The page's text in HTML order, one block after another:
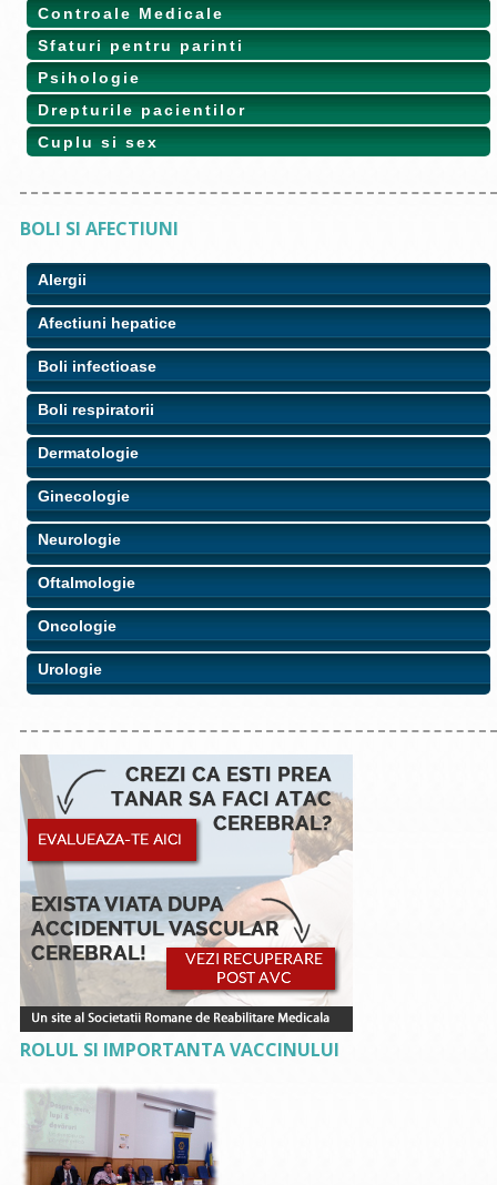
Controale Medicale
Sfaturi pentru parinti
Psihologie
Drepturile pacientilor
Cuplu si sex
BOLI SI AFECTIUNI
Alergii
Afectiuni hepatice
Boli infectioase
Boli respiratorii
Dermatologie
Ginecologie
Neurologie
Oftalmologie
Oncologie
Urologie
ROLUL SI IMPORTANTA VACCINULUI